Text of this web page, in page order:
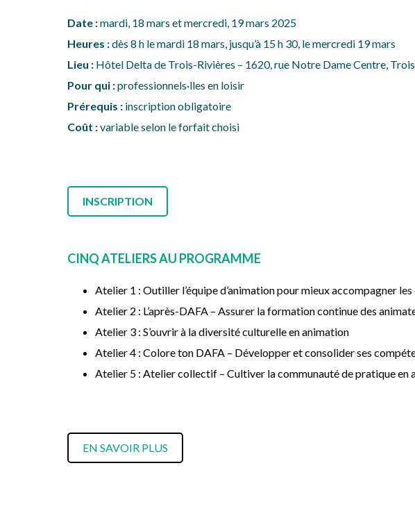
Date :mardi, 18 mars et mercredi, 19 mars 2025
Heures :dès 8 h le mardi 18 mars, jusqu’à 15 h 30, le mercredi 19 mars
Lieu : Hôtel Delta de Trois-Rivières – 1620, rue Notre Dame Centre,
Pour qui :professionnels·lles en loisir
Prérequis : inscription obligatoire
Coût :variable selon le forfait choisi
INSCRIPTION
CINQ ATELIERS AU PROGRAMME
Atelier 1 : Outiller l’équipe d’animation pour mieux accompagner
Atelier 2 : L’après-DAFA – Assurer la formation continue des
Atelier 3 : S’ouvrir à la diversité culturelle en animation
Atelier 4 : Colore ton DAFA – Développer et consolider ses
Atelier 5 : Atelier collectif – Cultiver la communauté de pratique en
EN SAVOIR PLUS